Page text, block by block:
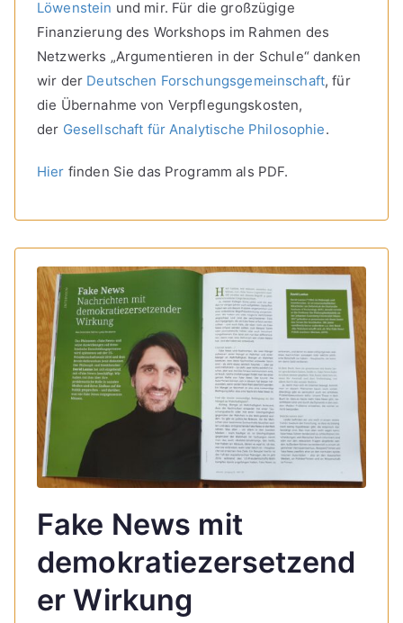
Löwenstein und mir. Für die großzügige
Finanzierung des Workshops im Rahmen des
Netzwerks „Argumentieren in der Schule“ danken
wir der Deutschen Forschungsgemeinschaft, für
die Übernahme von Verpflegungskosten,
der Gesellschaft für Analytische Philosophie.
Hier finden Sie das Programm als PDF.
Fake News mit
demokratiezersetzend
er Wirkung